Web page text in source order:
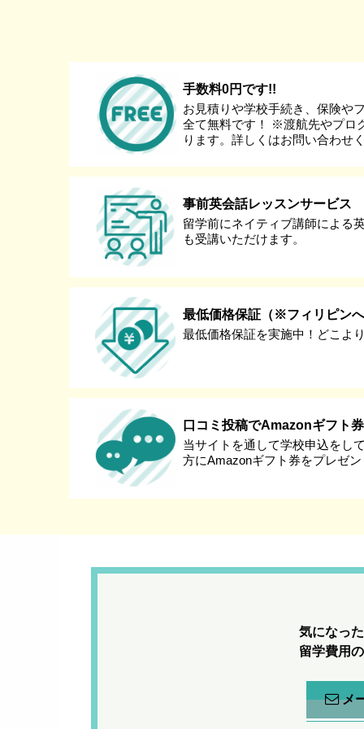
手数料0円です!!
お見積りや学校手続き、保険や
全て無料です！ ※渡航先やプロ
ります。詳しくはお問い合わせ
事前英会話レッスンサービス
留学前にネイティブ講師による
も受講いただけます。
最低価格保証（※フィリピン
最低価格保証を実施中！どこよ
口コミ投稿でAmazonギフト
当サイトを通して学校申込をし
方にAmazonギフト券をプレゼ
気になっ
留学費用
メ